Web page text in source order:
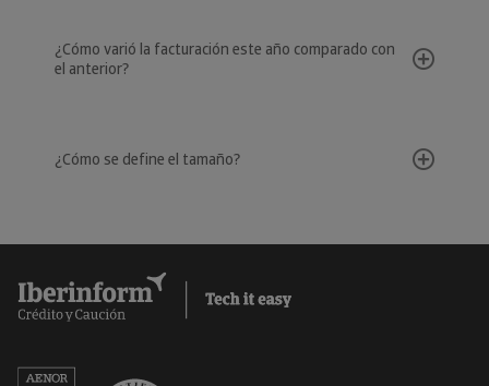
¿Cómo varió la facturación este año comparado con
el anterior?
¿Cómo se define el tamaño?